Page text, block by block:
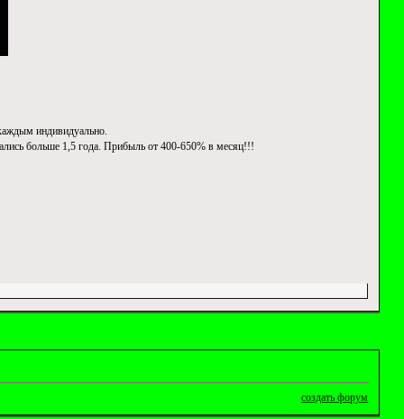
индивидуально.
больше 1,5 года. Прибыль от 400-650% в месяц!!!
создать форум